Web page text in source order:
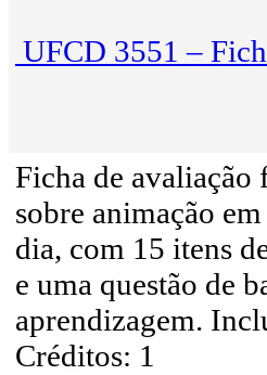
UFCD 3551 –
Ficha de
sobre animação
dia, com 15 itens
e uma questão de
aprendizagem.
Créditos: 1